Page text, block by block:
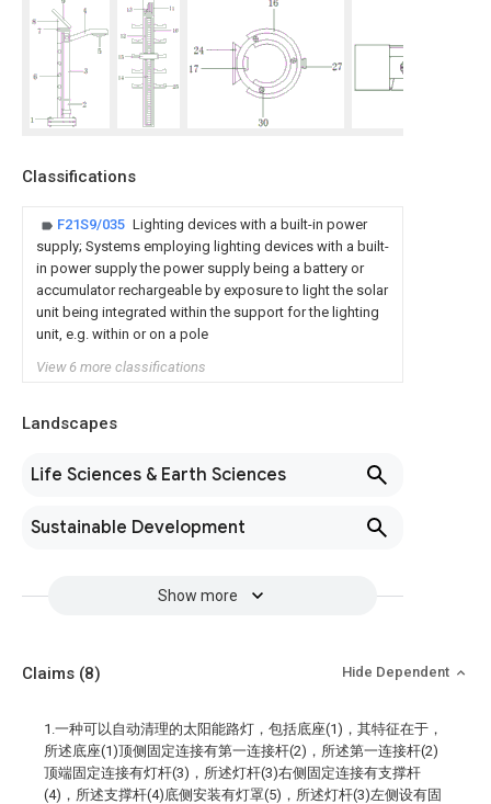
Classifications
F21S9/035 Lighting devices with a built-in power
supply; Systems employing lighting devices with a built-
in power supply the power supply being a battery or
accumulator rechargeable by exposure to light the solar
unit being integrated within the support for the lighting
unit, e.g. within or on a pole
View 6 more classifications
Landscapes
Life Sciences & Earth Sciences
Sustainable Development
Show more
Claims (8) Hide Dependent
1.一种可以自动清理的太阳能路灯，包括底座(1)，其特征在于，
所述底座(1)顶侧固定连接有第一连接杆(2)，所述第一连接杆(2)
顶端固定连接有灯杆(3)，所述灯杆(3)右侧固定连接有支撑杆
(4)，所述支撑杆(4)底侧安装有灯罩(5)，所述灯杆(3)左侧设有固